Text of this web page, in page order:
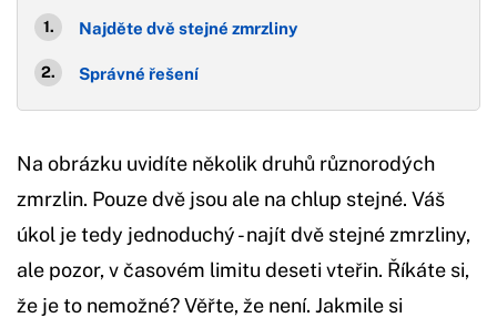
Najděte dvě stejné zmrzliny
Správné řešení
Na obrázku uvidíte několik druhů různorodých
zmrzlin. Pouze dvě jsou ale na chlup stejné. Váš
úkol je tedy jednoduchý - najít dvě stejné zmrzliny,
ale pozor, v časovém limitu deseti vteřin. Říkáte si,
že je to nemožné? Věřte, že není. Jakmile si